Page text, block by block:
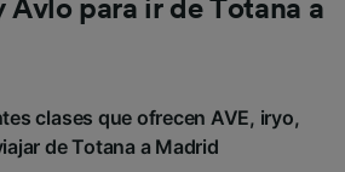
Avlo para ir de Totana a
clases que ofrecen AVE, iryo,
de Totana a Madrid